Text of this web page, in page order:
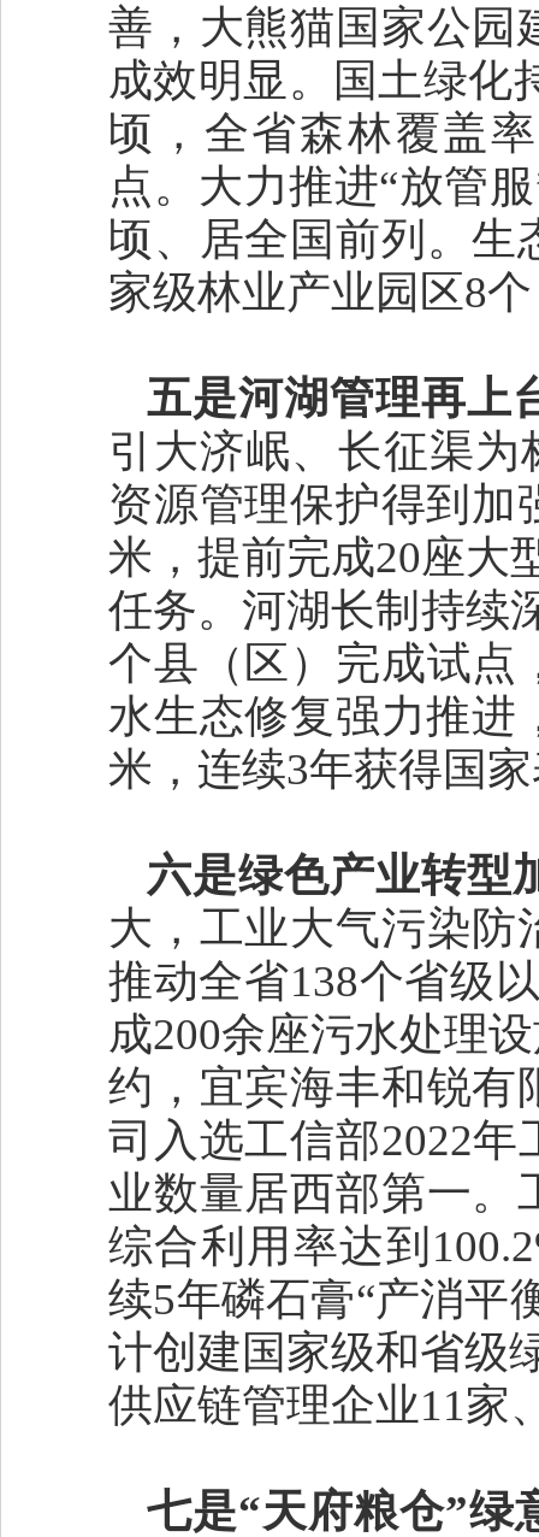
善，大熊猫国家公园
成效明显。国土绿化
顷，全省森林覆盖
点。大力推进“放管
顷、居全国前列。生
家级林业产业园区8
五是河湖管理再上
引大济岷、长征渠为
资源管理保护得到加
米，提前完成20座大
任务。河湖长制持续
个县（区）完成试点
水生态修复强力推进
米，连续3年获得国
六是绿色产业转型
大，工业大气污染防
推动全省138个省级
成200余座污水处理
约，宜宾海丰和锐有
司入选工信部2022
业数量居西部第一。
综合利用率达到
续5年磷石膏“产消平
计创建国家级和省级
供应链管理企业11家
七是“天府粮仓”绿